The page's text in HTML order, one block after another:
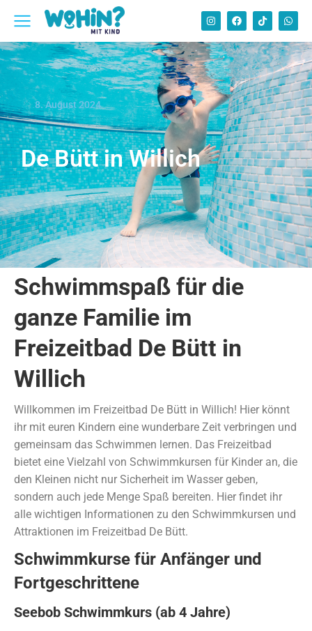
8. August 2024
De Bütt in Willich
Schwimmspaß für die
ganze Familie im
Freizeitbad De Bütt in
Willich
Willkommen im Freizeitbad De Bütt in Willich! Hier könnt
ihr mit euren Kindern eine wunderbare Zeit verbringen und
gemeinsam das Schwimmen lernen. Das Freizeitbad
bietet eine Vielzahl von Schwimmkursen für Kinder an, die
den Kleinen nicht nur Sicherheit im Wasser geben,
sondern auch jede Menge Spaß bereiten. Hier findet ihr
alle wichtigen Informationen zu den Schwimmkursen und
Attraktionen im Freizeitbad De Bütt.
Schwimmkurse für Anfänger und
Fortgeschrittene
Seebob Schwimmkurs (ab 4 Jahre)